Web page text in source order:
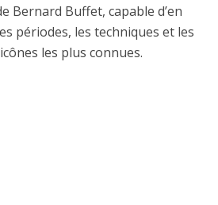
Bernard Buffet, capable d’en
périodes, les techniques et les
les plus connues.